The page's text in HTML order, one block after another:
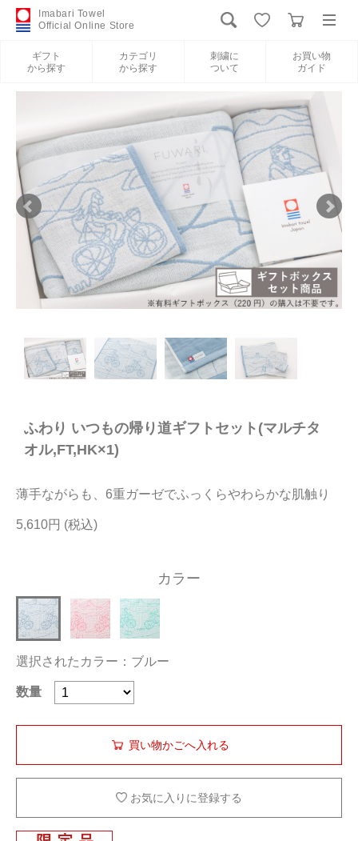
Imabari Towel
Official Online Store
ギフト
から探す
カテゴリ
から探す
刺繍に
ついて
お買い物
ガイド
新規会員登録
ギフトから探す
カテゴリから探す
刺繍について
お買い物ガイド
当サイトについて
店舗リスト
ヘルプ
お問い合わせ
ふわり いつもの帰り道ギフトセット(マルチタ
オル,FT,HK×1)
薄手ながらも、6重ガーゼでふっくらやわらかな肌触り
5,610円
カラー
選択されたカラー：ブルー
数量
お気に入りに登録する